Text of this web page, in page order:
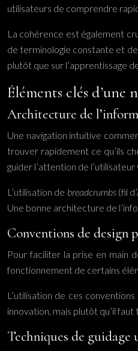
utilisateurs de comprendre
La cohérence est également
de terminologie constante et
plutôt que sur l’apprentissage
Éléments clés
Architecture de
Une navigation intuitive
trouver rapidement ce qu’ils
guider l’attention de
L’utilisation de breadcrumbs (fil
Une bonne architecture de
Conventions de design
Pour faciliter la prise en main
fonctionnement de certains
L’utilisation de ces
innovation, mais plutôt qu’il
Techniques de